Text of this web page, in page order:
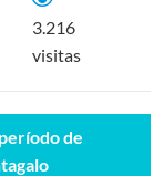
3.216
visitas
de